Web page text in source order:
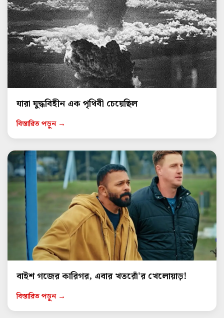
যারা যুদ্ধবিহীন এক পৃথিবী চেয়েছিল
বিস্তারিত পড়ুন →
বাইশ গজের কারিগর, এবার খতরোঁ'র খেলোয়াড়!
বিস্তারিত পড়ুন →